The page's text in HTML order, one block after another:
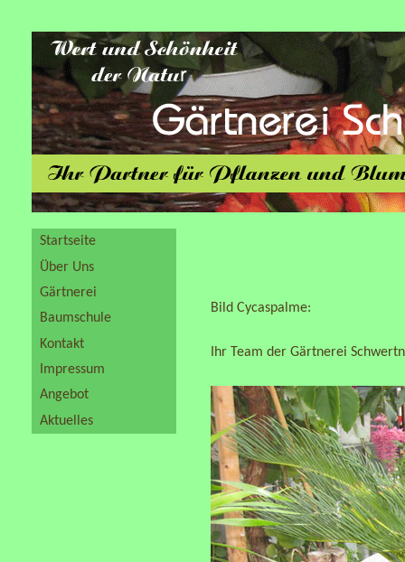
Startseite
Über Uns
Gärtnerei
Baumschule
Kontakt
Impressum
Angebot
Aktuelles
Bild Cycaspalme:
Ihr Team der Gärtnerei